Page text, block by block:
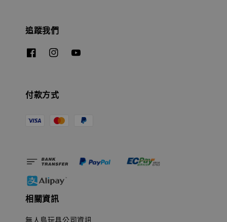
追蹤我們
付款方式
相關資訊
無人島玩具公司資訊